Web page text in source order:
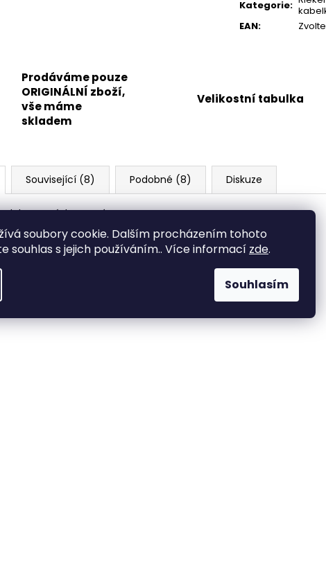
soubory cookie. Dalším procházením tohoto
souhlas s jejich používáním.. Více informací zde.
Souhlasím
Kategorie:
EAN:
Prodáváme pouze
ORIGINÁLNÍ zboží,
vše máme
skladem
Velikostní tabulka
Související (8) Podobné (8) Diskuze
není dostupný